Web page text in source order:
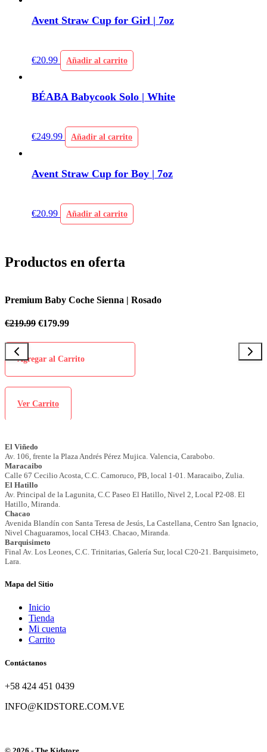
Avent Straw Cup for Girl | 7oz
€20.99 Añadir al carrito
BÉABA Babycook Solo | White
€249.99 Añadir al carrito
Avent Straw Cup for Boy | 7oz
€20.99 Añadir al carrito
Productos en oferta
Coche Sienna | Rosado
Carrito Agregar al
Mapa del Sitio
Inicio
Tienda
Mi cuenta
Carrito
Contáctanos
+58 424 451 0439
INFO@KIDSTORE.COM.VE